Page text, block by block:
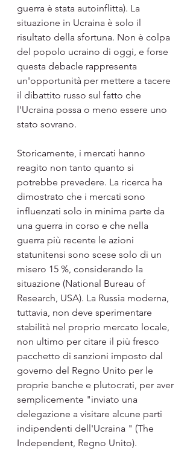
guerra è stata autoinflitta). La
situazione in Ucraina è solo il
risultato della sfortuna. Non è colpa
del popolo ucraino di oggi, e forse
questa debacle rappresenta
un'opportunità per mettere a tacere
il dibattito russo sul fatto che
l'Ucraina possa o meno essere uno
stato sovrano.
Storicamente, i mercati hanno
reagito non tanto quanto si
potrebbe prevedere. La ricerca ha
dimostrato che i mercati sono
influenzati solo in minima parte da
una guerra in corso e che nella
guerra più recente le azioni
statunitensi sono scese solo di un
misero 15 %, considerando la
situazione (National Bureau of
Research, USA). La Russia moderna,
tuttavia, non deve sperimentare
stabilità nel proprio mercato locale,
non ultimo per citare il più fresco
pacchetto di sanzioni imposto dal
governo del Regno Unito per le
proprie banche e plutocrati, per aver
semplicemente "inviato una
delegazione a visitare alcune parti
indipendenti dell'Ucraina " (The
Independent, Regno Unito).